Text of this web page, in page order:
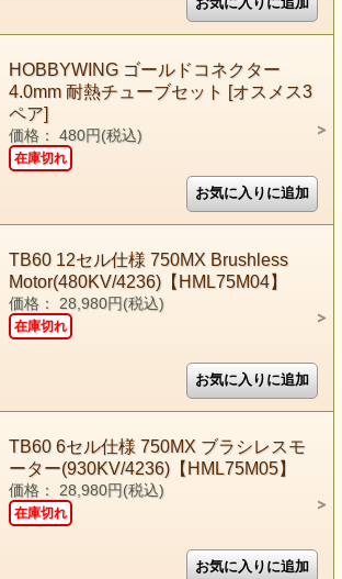
HOBBYWING ゴールドコネクター
4.0mm 耐熱チューブセット [オスメス3
ペア]
価格： 480円(税込)
在庫切れ
TB60 12セル仕様 750MX Brushless
Motor(480KV/4236)【HML75M04】
価格： 28,980円(税込)
在庫切れ
TB60 6セル仕様 750MX ブラシレスモ
ーター(930KV/4236)【HML75M05】
価格： 28,980円(税込)
在庫切れ